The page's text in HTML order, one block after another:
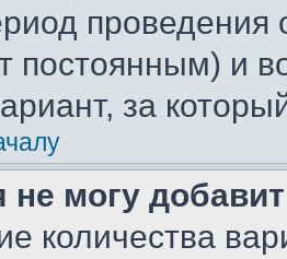
проведения
постоянным) и
за
не могу
количества